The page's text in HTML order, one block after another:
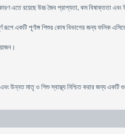
এতে রয়েছে উচ্চ জৈব প্রাপ্যতা, কম বিষাক্ততা
একটি পূর্ণাঙ্গ শিশুর কোষ বিভাগের জন্য ফলিক
উন্নত মাতৃ ও শিশু স্বাস্থ্য নিশ্চিত করার জন্য একটি